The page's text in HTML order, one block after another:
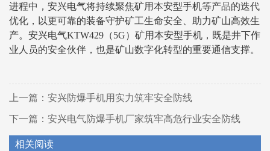
进程中，安兴电气将持续聚焦矿用本安型手机等产品的迭代
优化，以更可靠的装备守护矿工生命安全、助力矿山高效生
产。安兴电气KTW429（5G）矿用本安型手机，既是井下作
业人员的安全伙伴，也是矿山数字化转型的重要通信支撑。
上一篇： 安兴防爆手机用实力筑牢安全防线
下一篇： 安兴电气防爆手机厂家筑牢高危行业安全防线
相关阅读